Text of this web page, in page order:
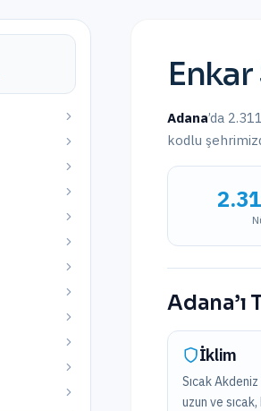
Adana’da
kodlu
Adana’ı
İklim
Sıcak
uzun ve sıcak,